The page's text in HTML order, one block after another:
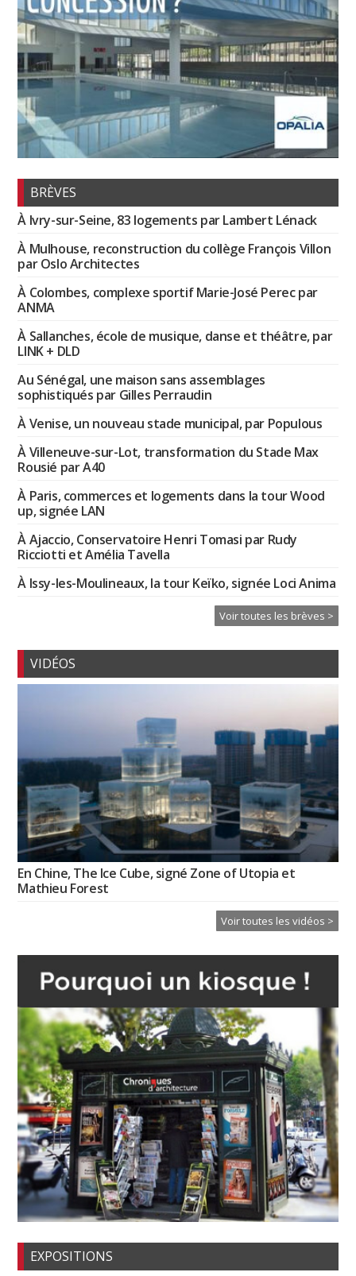
BRÈVES
À Ivry-sur-Seine, 83 logements par Lambert Lénack
À Mulhouse, reconstruction du collège François Villon
par Oslo Architectes
À Colombes, complexe sportif Marie-José Perec par
ANMA
À Sallanches, école de musique, danse et théâtre, par
LINK + DLD
Au Sénégal, une maison sans assemblages
sophistiqués par Gilles Perraudin
À Venise, un nouveau stade municipal, par Populous
À Villeneuve-sur-Lot, transformation du Stade Max
Rousié par A40
À Paris, commerces et logements dans la tour Wood
up, signée LAN
À Ajaccio, Conservatoire Henri Tomasi par Rudy
Ricciotti et Amélia Tavella
À Issy-les-Moulineaux, la tour Keïko, signée Loci Anima
Voir toutes les brèves >
VIDÉOS
En Chine, The Ice Cube, signé Zone of Utopia et
Mathieu Forest
Voir toutes les vidéos >
EXPOSITIONS